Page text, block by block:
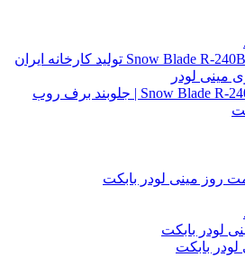
برف روب بابکت Snow Blade R-240B | جلوبند برف روب
روز مینی لودر بابکت
لودر بابکت